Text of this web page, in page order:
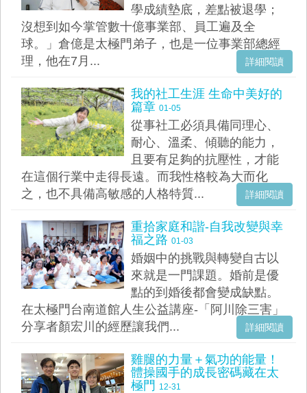
學成績墊底，差點被退學；
沒想到如今掌管數十億事業部、員工遍及全
球。」倉億是太極門弟子，也是一位事業部總經
理，他在7月...
詳細閱讀
我的社工生涯 生命中美好的
篇章 01-05
從事社工必須具備同理心、
耐心、溫柔、傾聽的能力，
且要有足夠的抗壓性，才能
在這個行業中走得長遠。而我性格較為大而化
之，也不具備高敏感的人格特質...
詳細閱讀
重拾家庭和諧-自我改變與幸
福之路 01-03
婚姻中的挑戰與轉變自古以
來就是一門課題。婚前是優
點的到婚後都會變成缺點。
在太極門台南道館人生公益講座-「阿川除三害」
分享者顏宏川的經歷讓我們...
詳細閱讀
雞腿的力量＋氣功的能量！
體操國手的成長密碼藏在太
極門
12-31